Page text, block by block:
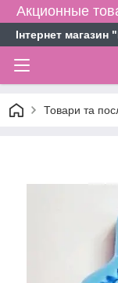
Акционные
Інтернет
Товари та